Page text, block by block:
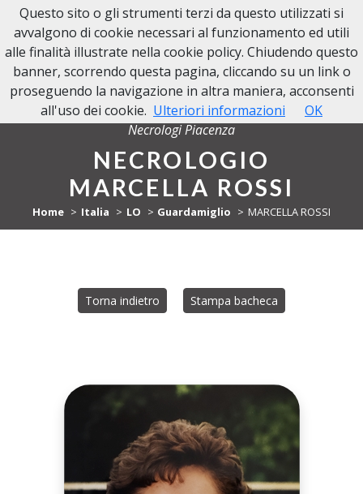
NECROLOGI PIACENZA
Necrologi Piacenza
NECROLOGIO
MARCELLA ROSSI
Home Italia LO Guardamiglio MARCELLA ROSSI
Torna indietro Stampa bacheca
Questo sito o gli strumenti terzi da questo utilizzati si
avvalgono di cookie necessari al funzionamento ed utili
alle finalità illustrate nella cookie policy. Chiudendo questo
banner, scorrendo questa pagina, cliccando su un link o
proseguendo la navigazione in altra maniera, acconsenti
all'uso dei cookie. Ulteriori informazioni OK